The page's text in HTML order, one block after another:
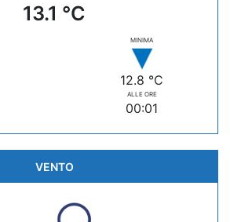
13.1 °C
MINIMA
12.8 °C
ALLE ORE
00:01
VENTO